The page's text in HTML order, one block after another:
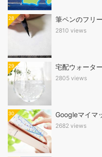
28 筆ペンのフリ
2810 views
29 宅配ウォータ
2805 views
30 Googleマイマ
2682 views